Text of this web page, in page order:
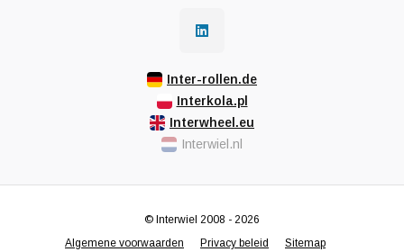
Inter-rollen.de
Interkola.pl
Interwheel.eu
Interwiel.nl
Algemene voorwaarden Privacy beleid Sitemap
© Interwiel 2008 - 2026